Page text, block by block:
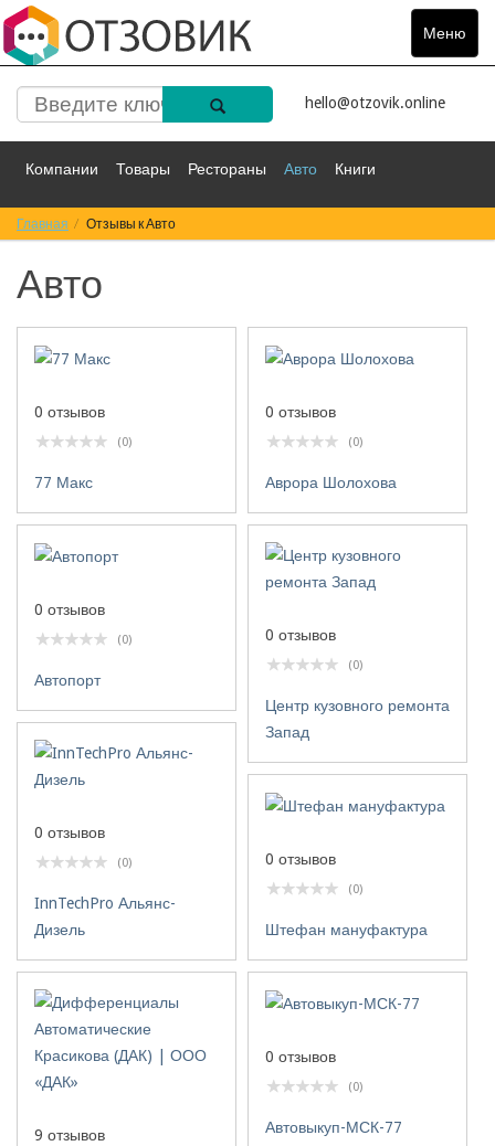
Меню
Toggle
hello@otzovik.online
Компании Товары Рестораны Авто Книги
Спорт Фильмы Деньги
Красота
Главная Отзывы к Авто
Авто
0 отзывов
(0)
77 Макс
0 отзывов
(0)
Аврора Шолохова
0 отзывов
(0)
Автопорт
0 отзывов
(0)
Центр кузовного ремонта
Запад
0 отзывов
(0)
InnTechPro Альянс-
Дизель
0 отзывов
(0)
Штефан мануфактура
9 отзывов
0 отзывов
(0)
Автовыкуп-МСК-77